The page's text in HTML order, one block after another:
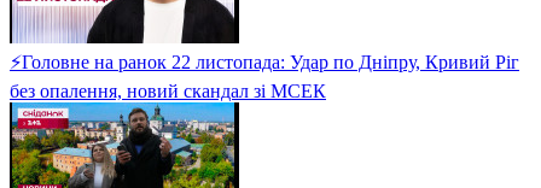
⚡Головне на ранок 22 листопада: Удар по Дніпру, Кривий Ріг
без опалення, новий скандал зі МСЕК